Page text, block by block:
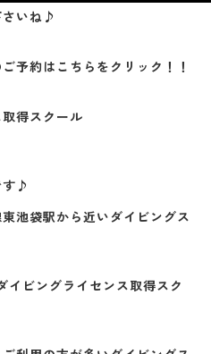
さいね♪
予約はこちらをクリック！！
得スクール
す♪
池袋駅から近いダイビングス
イビングライセンス取得スク